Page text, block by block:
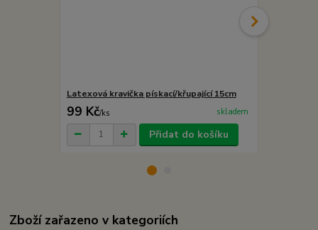
Latexová kravička pískací/křupající 15cm
99 Kč/ks skladem
Přidat do košíku
Zboží zařazeno v kategoriích